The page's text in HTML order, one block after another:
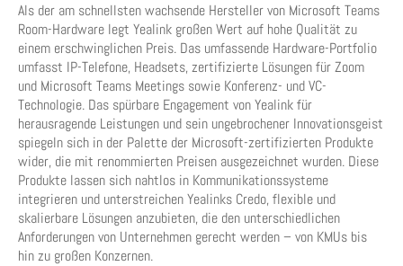
Als der am schnellsten wachsende Hersteller von Microsoft Teams
Room-Hardware legt Yealink großen Wert auf hohe Qualität zu
einem erschwinglichen Preis. Das umfassende Hardware-Portfolio
umfasst IP-Telefone, Headsets, zertifizierte Lösungen für Zoom
und Microsoft Teams Meetings sowie Konferenz- und VC-
Technologie. Das spürbare Engagement von Yealink für
herausragende Leistungen und sein ungebrochener Innovationsgeist
spiegeln sich in der Palette der Microsoft-zertifizierten Produkte
wider, die mit renommierten Preisen ausgezeichnet wurden. Diese
Produkte lassen sich nahtlos in Kommunikationssysteme
integrieren und unterstreichen Yealinks Credo, flexible und
skalierbare Lösungen anzubieten, die den unterschiedlichen
Anforderungen von Unternehmen gerecht werden – von KMUs bis
hin zu großen Konzernen.